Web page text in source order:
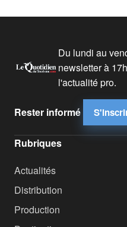
Du lundi au
newsletter à
l'actualité pro.
Rester informé
Rubriques
Actualités
Distribution
Production